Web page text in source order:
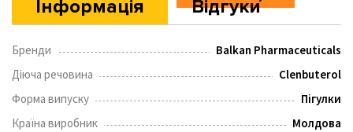
Інформація Відгуки
Бренди
Balkan Pharmaceuticals
Діюча речовина
Clenbuterol
Форма випуску
Пігулки
Країна виробник
Молдова